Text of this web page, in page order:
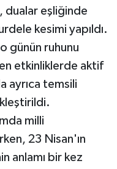
dualar eşliğinde
kesimi yapıldı.
günün ruhunu
etkinliklerde aktif
ayrıca temsili
milli
23 Nisan'ın
anlamı bir kez